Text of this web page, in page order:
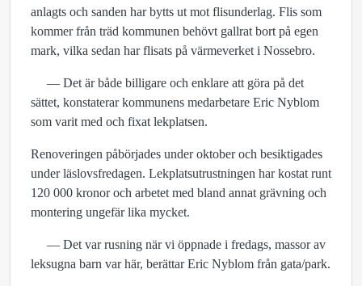
anlagts och sanden har bytts ut mot flisunderlag. Flis som
kommer från träd kommunen behövt gallrat bort på egen
mark, vilka sedan har flisats på värmeverket i Nossebro.
— Det är både billigare och enklare att göra på det
sättet, konstaterar kommunens medarbetare Eric Nyblom
som varit med och fixat lekplatsen.
Renoveringen påbörjades under oktober och besiktigades
under läslovsfredagen. Lekplatsutrustningen har kostat runt
120 000 kronor och arbetet med bland annat grävning och
montering ungefär lika mycket.
— Det var rusning när vi öppnade i fredags, massor av
leksugna barn var här, berättar Eric Nyblom från gata/park.